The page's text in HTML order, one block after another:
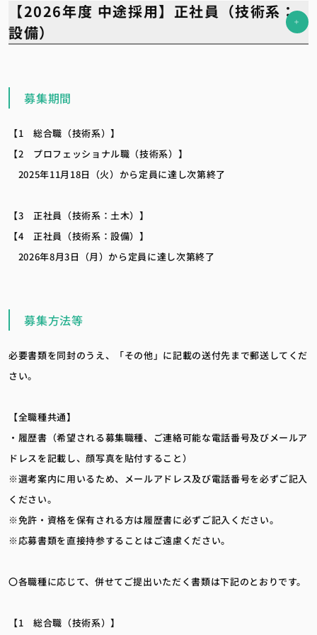
【2026年度 中途採用】正社員（技術系：
設備）
募集期間
【1 総合職（技術系）】
【2 プロフェッショナル職（技術系）】
2025年11月18日（火）から定員に達し次第終了
【3 正社員（技術系：土木）】
【4 正社員（技術系：設備）】
2026年8月3日（月）から定員に達し次第終了
募集方法等
必要書類を同封のうえ、「その他」に記載の送付先まで郵送してくだ
さい。
【全職種共通】
・履歴書（希望される募集職種、ご連絡可能な電話番号及びメールア
ドレスを記載し、顔写真を貼付すること）
※選考案内に用いるため、メールアドレス及び電話番号を必ずご記入
ください。
※免許・資格を保有される方は履歴書に必ずご記入ください。
※応募書類を直接持参することはご遠慮ください。
〇各職種に応じて、併せてご提出いただく書類は下記のとおりです。
【1 総合職（技術系）】